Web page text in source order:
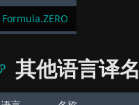
Formula.ZERO
其他语言译名